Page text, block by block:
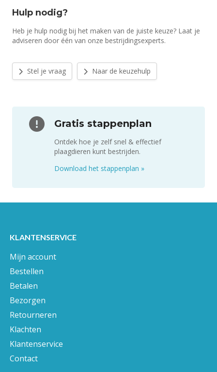
Hulp nodig?
Heb je hulp nodig bij het maken van de juiste keuze? Laat je
adviseren door één van onze bestrijdingsexperts.
Stel je vraag Naar de keuzehulp
Gratis stappenplan
Ontdek hoe je zelf snel & effectief
plaagdieren kunt bestrijden.
Download het stappenplan »
KLANTENSERVICE
Mijn account
Bestellen
Betalen
Bezorgen
Retourneren
Klachten
Klantenservice
Contact